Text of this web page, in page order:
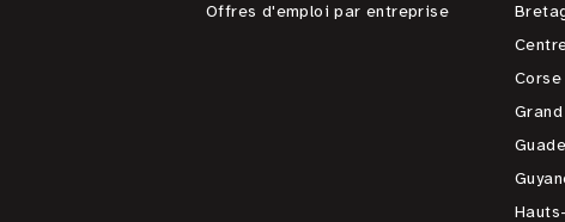
Offres d'emploi par entreprise
Corse